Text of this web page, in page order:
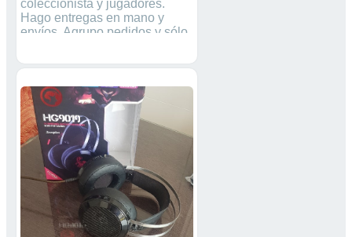
coleccionista y jugadores.
Hago entregas en mano y
envíos. Agrupo pedidos y sólo
Precio NO NEGOCIABLE. Si
disponible ✅ Más anuncios de
consolas retro en mi perfil.
Máquina consolas
videojuegos Nintendo Super
Nintendo SNES nintendo 64
nes nasa ds lite juegos
gameboy advance Playstation
Ps1 PsX Ps2 Ps3 Ps4 game
boy poket gameboycolor
XBOX360 PSP Sega
Megadrive Atari 2600